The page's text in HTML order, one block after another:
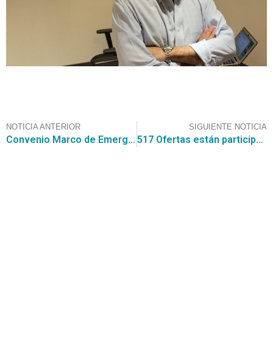
NOTICIA ANTERIOR
Convenio Marco de Emergencia se encuentra habilitado en la tienda electrónica de Convenios Marco.
SIGUIENTE NOTICIA
517 Ofertas están participando del nuevo Convenio Marco de Desarrollo de Software